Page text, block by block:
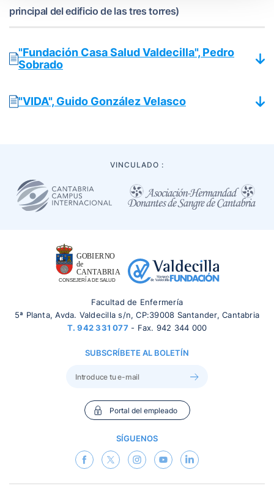
principal del edificio de las tres torres)
"Fundación Casa Salud Valdecilla", Pedro
Sobrado
"VIDA", Guido González Velasco
VINCULADO :
Facultad de Enfermería
5ª Planta, Avda. Valdecilla s/n, CP:39008 Santander, Cantabria
T.942 331 077- Fax. 942 344 000
Portal del empleado
SÍGUENOS
SUBSCRÍBETE AL BOLETÍN